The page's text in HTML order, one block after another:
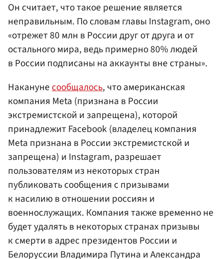
Он считает, что такое решение является
неправильным. По словам главы Instagram, оно
«отрежет 80 млн в России друг от друга и от
остального мира, ведь примерно 80% людей
в России подписаны на аккаунты вне страны».
Накануне сообщалось, что американская
компания Meta (признана в России
экстремистской и запрещена), которой
принадлежит Facebook (владелец компания
Meta признана в России экстремистской и
запрещена) и Instagram, разрешает
пользователям из некоторых стран
публиковать сообщения с призывами
к насилию в отношении россиян и
военнослужащих. Компания также временно не
будет удалять в некоторых странах призывы
к смерти в адрес президентов России и
Белоруссии Владимира Путина и Александра